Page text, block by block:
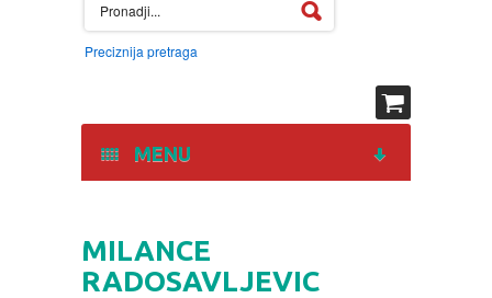
Preciznija pretraga
MENU
DVD
MILANCE
RADOSAVLJEVIC